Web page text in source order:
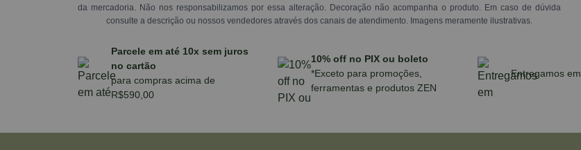
da mercadoria. Não nos responsabilizamos por essa alteração. Decoração não acompanha o produto. Em caso de dúvida
consulte a descrição ou nossos vendedores através dos canais de atendimento. Imagens meramente ilustrativas.
Parcele em até 10x sem juros
no cartão
para compras acima de
R$590,00
10% off no PIX ou boleto
*Exceto para promoções,
ferramentas e produtos ZEN
Entregamos em